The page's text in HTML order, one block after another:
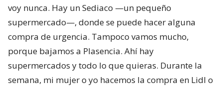
voy nunca. Hay un Sediaco —un pequeño
supermercado—, donde se puede hacer alguna
compra de urgencia. Tampoco vamos mucho,
porque bajamos a Plasencia. Ahí hay
supermercados y todo lo que quieras. Durante la
semana, mi mujer o yo hacemos la compra en Lidl o